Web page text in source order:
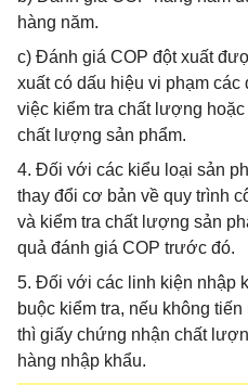
hàng năm.
c) Đánh giá COP đột xuất
xuất có dấu hiệu vi phạm các
việc kiểm tra chất lượng
chất lượng sản phẩm.
4. Đối với các kiểu loại sản
thay đổi cơ bản về quy trình
và kiểm tra chất lượng sản
quả đánh giá COP trước đó.
5. Đối với các linh kiện nhập
buộc kiểm tra, nếu không
thì giấy chứng nhận chất
hàng nhập khẩu.